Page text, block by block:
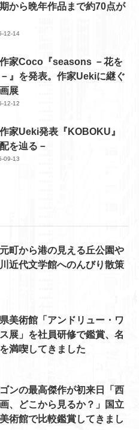
から晩年作品まで約70点が
12-14
家Coco『seasons －花を
』を発表。作家Uekiに継ぐ
展
12-12
家Ueki発表『KOBOKU』
を辿る－
09-13
町から港の見える丘公園や
近代文学館へのんびり散策
美術館「アンドリュー・ワ
展」を社員研修で鑑賞、名
満喫してきました
ンの最高傑作が初来日「西
、どこから見るか？」国立
術館で比較鑑賞してきまし